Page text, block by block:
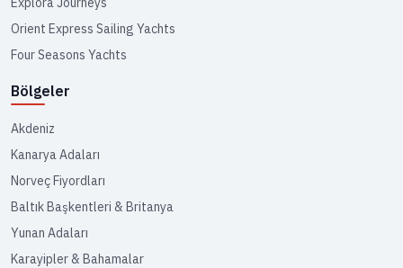
Orient Express Sailing Yachts
Four Seasons Yachts
Bölgeler
Akdeniz
Kanarya Adaları
Norveç Fiyordları
Baltık Başkentleri & Britanya
Yunan Adaları
Karayipler & Bahamalar